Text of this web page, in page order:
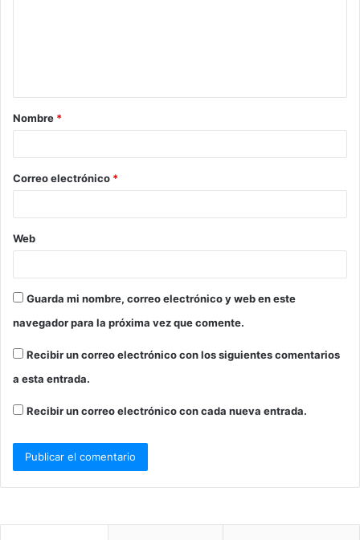
a
r
*
Nombre *
Correo electrónico *
Web
Guarda mi nombre, correo electrónico y web en este
navegador para la próxima vez que comente.
Recibir un correo electrónico con los siguientes comentarios
a esta entrada.
Recibir un correo electrónico con cada nueva entrada.